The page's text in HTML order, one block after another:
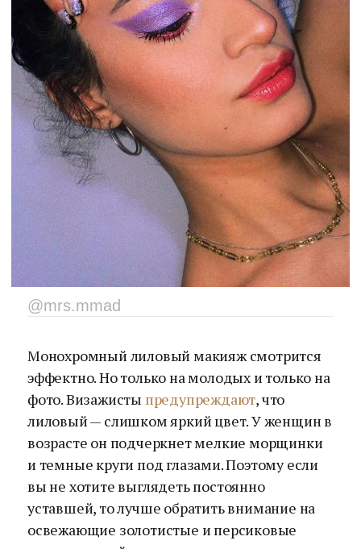
@mrs.mmad
Монохромный лиловый макияж смотрится
эффектно. Но только на молодых и только на
фото. Визажисты предупреждают, что
лиловый — слишком яркий цвет. У женщин в
возрасте он подчеркнет мелкие морщинки
и темные круги под глазами. Поэтому если
вы не хотите выглядеть постоянно
уставшей, то лучше обратить внимание на
освежающие золотистые и персиковые